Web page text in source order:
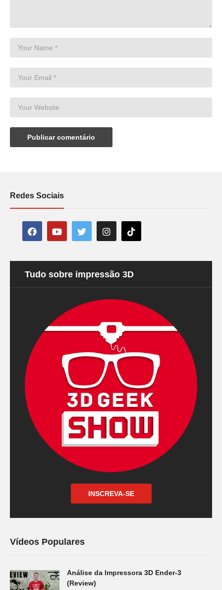
Redes Sociais
Tudo sobre impressão 3D
INSCREVA-SE
Vídeos Populares
Análise da Impressora 3D Ender-3
(Review)